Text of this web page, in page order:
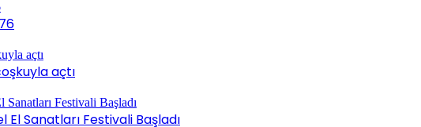
açtı
Sanatları Festivali Başladı